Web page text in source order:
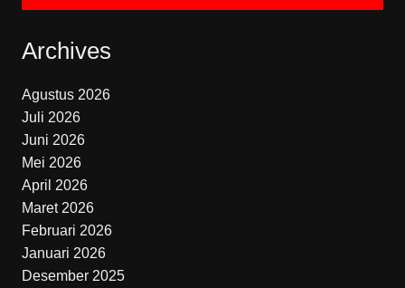
Archives
Agustus 2026
Juli 2026
Juni 2026
Mei 2026
April 2026
Maret 2026
Februari 2026
Januari 2026
Desember 2025